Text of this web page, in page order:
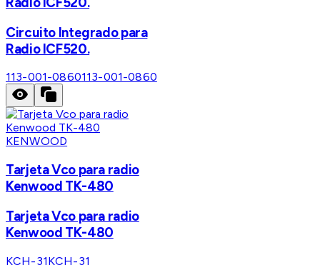
Circuito Integrado para
Radio ICF520.
113-001-0860113-001-0860
KENWOOD
Tarjeta Vco para radio
Kenwood TK-480
Tarjeta Vco para radio
Kenwood TK-480
KCH-31KCH-31